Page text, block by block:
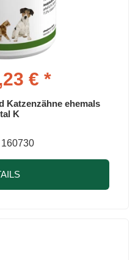
€ *
Katzenzähne ehemals
K